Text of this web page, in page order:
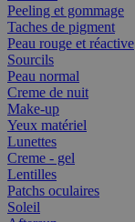
Peeling et gommage
Taches de pigment
Peau rouge et réactive
Sourcils
Peau normal
Creme de nuit
Make-up
Yeux matériel
Lunettes
Creme - gel
Lentilles
Patchs oculaires
Soleil